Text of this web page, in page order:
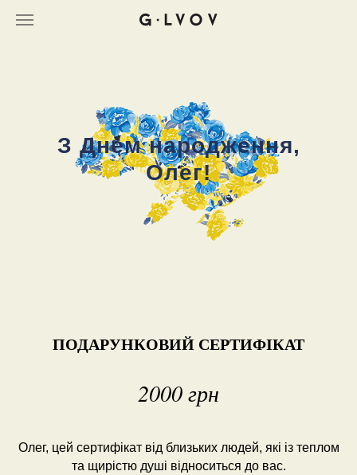
З Днем народження,
Олег!
ПОДАРУНКОВИЙ СЕРТИФІКАТ
2000 грн
Олег, цей сертифікат від близьких людей, які із теплом
та щирістю душі відноситься до вас.